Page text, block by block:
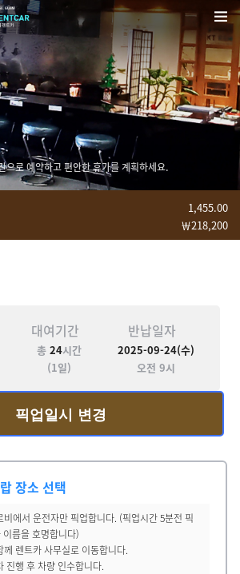
으로 예약하고 편안한 휴가를 계획하세요.
1,455.00
￦218,200
대여기간
총24시간
(1일)
반납일자
2025-09-24(수)
오전 9시
픽업일시 변경
장소 선택
비에서 운전자만 픽업합니다. (픽업시간 5분전 픽
름을 호명합니다)
렌트카 사무실로 이동합니다.
진행 후 차량 인수합니다.